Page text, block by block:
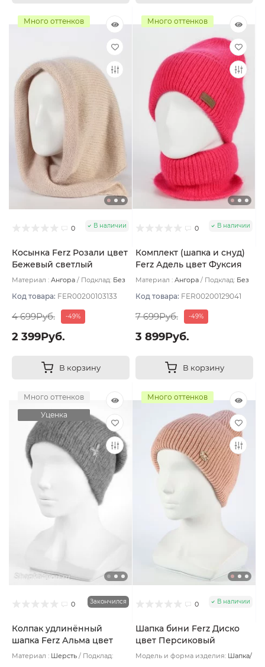
Много оттенков
0 В наличии
Косынка Ferz Розали цвет
Бежевый светлый
Материал : Ангора Подклад: Без
Код товара: FER00200103133
4 699Руб. -49%
2 399Руб.
В корзину
Много оттенков
0 В наличии
Комплект (шапка и снуд)
Ferz Адель цвет Фуксия
Материал : Ангора Подклад: Без
Код товара: FER00200129041
7 699Руб. -49%
3 899Руб.
В корзину
Много оттенков
Уценка
0 Закончился
Колпак удлинённый
шапка Ferz Альма цвет
Коралловый
Материал : Шерсть
Подклад:
Много оттенков
0 В наличии
Шапка бини Ferz Диско
цвет Персиковый
Модель и форма изделия: Шапка/